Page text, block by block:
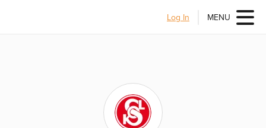
Log In MENU